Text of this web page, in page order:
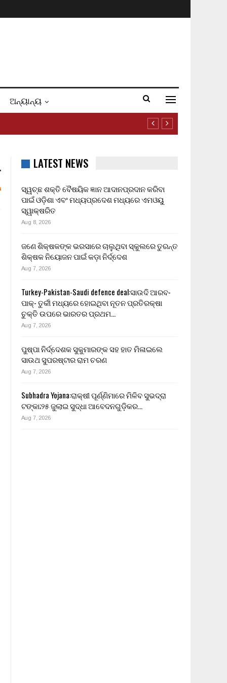
ଅନ୍ୟାନ୍ୟ
LATEST NEWS
ସ୍ୱଚ୍ଛ ଶକ୍ତି ବୈଷୟିକ ଜ୍ଞାନ ଆଦାନପ୍ରଦାନ କରିବା
ପାଇଁ ଓଡ଼ିଶା ଏବଂ ମଧ୍ୟପ୍ରଦେଶ ମଧ୍ୟରେ ଏମଓୟୁ
ସ୍ୱାକ୍ଷରିତ
Aug 8, 2026
ଜଣେ ଶିକ୍ଷକଙ୍କ ଭରସାରେ ଚାଲୁଥିବା ସ୍କୁଲରେ ତୁରନ୍ତ
ଶିକ୍ଷକ ନିୟୋଜନ ପାଇଁ କଡ଼ା ନିର୍ଦ୍ଦେଶ
Aug 7, 2026
Turkey-Pakistan-Saudi defence deal:ସାଉଦି ଆରବ-
ପାକ୍- ତୁର୍କୀ ମଧ୍ୟରେ ହୋଇଥିବା ନୂତନ ପ୍ରତିରକ୍ଷା
ଚୁକ୍ତି ଉପରେ ଭାରତର ପ୍ରଥମ…
Aug 7, 2026
ପୁଷ୍ପା ନିର୍ଦ୍ଦେଶକ ସୁକୁମାରଙ୍କ ସହ ହାତ ମିଳାଇଲେ
ସାଉଥ ସୁପରଷ୍ଟାର ରାମ ଚରଣ
Aug 7, 2026
Subhadra Yojana:ରାକ୍ଷୀ ପୂର୍ଣ୍ଣିମାରେ ମିଳିବ ସୁଭଦ୍ରା
ଟଙ୍କା;୨୫ ଜୁଲାଇ ସୁଦ୍ଧା ଆବେଦନଗୁଡ଼ିକର…
Aug 7, 2026